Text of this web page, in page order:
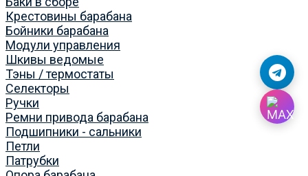
Крестовины барабана
Бойники барабана
Модули управления
Шкивы ведомые
Тэны / термостаты
Селекторы
Ручки
Ремни привода барабана
Подшипники - сальники
Петли
Патрубки